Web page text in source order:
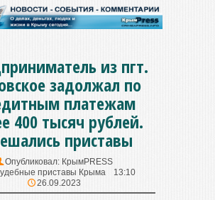
из пгт.
задолжал по
платежам
400 тысяч рублей.
приставы
Опубликовал: КрымPRESS
приставы Крыма
13:10
26.09.2023